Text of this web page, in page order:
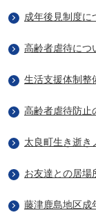
成年後見制度に
高齢者虐待につ
生活支援体制整
高齢者虐待防止
太良町生き逝き
お友達との居場
藤津鹿島地区成